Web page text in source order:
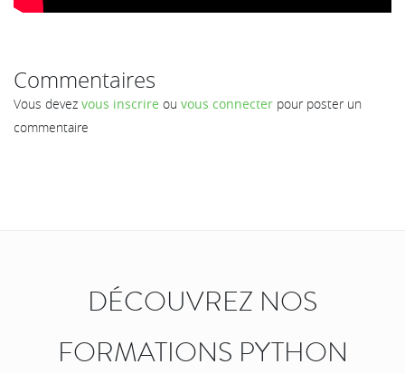
Commentaires
Vous devez vous inscrire ou vous connecter pour poster un
commentaire
DÉCOUVREZ NOS
FORMATIONS PYTHON